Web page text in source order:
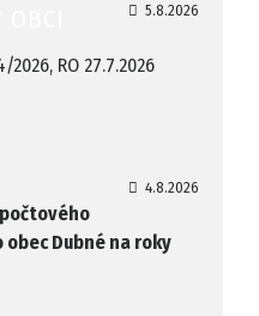
5.8.2026
RO 27.7.2026
4.8.2026
Dubné na roky